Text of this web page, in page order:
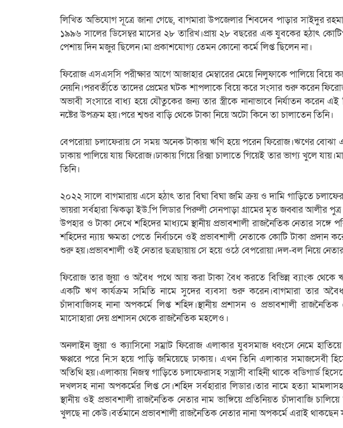
লিখিত অভিযোগ সূত্রে জানা গেছে, বাগমারা উপজেলার শিবদেব পাড়ার সাইদুর
১৯৯৬ সালের ডিসেম্বর মাসের ২৮ তারিখ।প্রায় ২৮ বছরের এক যুবকের হঠাৎ
পেশায় দিন মজুর ছিলেন।মা প্রকাশযোগ্য তেমন কোনো কর্মে লিপ্ত ছিলেন না।
ফিরোজ এসএসসি পরীক্ষার আগে আজাহার মেম্বারের মেয়ে নিলুফাকে পালিয়ে বিয়ে
নেয়নি।পরবর্তীতে তাদের প্রেমের ঘটক শাপলাকে বিয়ে করে সংসার শুরু করেন
অভাবী সংসারে বাধ্য হয়ে যৌতুকের জন্য তার স্ত্রীকে নানাভাবে নির্যাতন করেন এই
নষ্টের উপক্রম হয়।পরে শ্বশুর বাড়ি থেকে টাকা নিয়ে অটো কিনে তা চালাতেন তিনি।
বেপরোয়া চলাফেরায় সে সময় অনেক টাকায় ঋণি হয়ে পরেন ফিরোজ।ঋণের বোঝা
ঢাকায় পালিয়ে যায় ফিরোজ।ঢাকায় গিয়ে রিক্সা চালাতে গিয়েই তার ভাগ্য খুলে
তিনি।
২০২২ সালে বাগমারায় এসে হঠাৎ তার বিঘা বিঘা জমি ক্রয় ও দামি গাড়িতে
ভায়রা সর্বহারা ঝিকড়া ইউ.পি লিডার পিরুলী সেনপাড়া গ্রামের মৃত জব্বার আলীর
উপহার ও টাকা দেখে শহিদের মাধ্যমে স্থানীয় প্রভাবশালী রাজনৈতিক নেতার সঙ্গে
শহিদের ন্যায় ক্ষমতা পেতে নির্বাচনে ওই প্রভাবশালী নেতাকে কোটি টাকা প্রদান
শুরু হয়।প্রভাবশালী ওই নেতার ছত্রছায়ায় সে হয়ে ওঠে বেপরোয়া।দল-বল নিয়ে
ফিরোজ তার জুয়া ও অবৈধ পথে আয় করা টাকা বৈধ করতে বিভিন্ন ব্যাংক
একটি ঋণ কার্যক্রম সমিতি নামে সুদের ব্যবসা শুরু করেন।বাগমারা তার
চাঁদাবাজিসহ নানা অপকর্মে লিপ্ত শহিদ।স্থানীয় প্রশাসন ও প্রভাবশালী
মাসোহারা দেয় প্রশাসন থেকে রাজনৈতিক মহলেও।
অনলাইন জুয়া ও ক্যাসিনো সম্রাট ফিরোজ এলাকার যুবসমাজ ধ্বংসে নেমে হাতিয়ে
ক্ষপ্পরে পরে নি:স হয়ে পাড়ি জমিয়েছে ঢাকায়। এখন তিনি এলাকার সমাজসেবী
অতিথি হয়।এলাকায় নিজস্ব গাড়িতে চলাফেরাসহ সন্ত্রাসী বাহিনী থাকে বডিগার্ড
দখলসহ নানা অপকর্মের লিপ্ত সে।শহিদ সর্বহারার লিডার।তার নামে হত্যা
স্থানীয় ওই প্রভাবশালী রাজনৈতিক নেতার নাম ভাঙ্গিয়ে প্রতিনিয়ত চাঁদাবাজি
খুলছে না কেউ।বর্তমানে প্রভাবশালী রাজনৈতিক নেতার নানা অপকর্মে এরাই